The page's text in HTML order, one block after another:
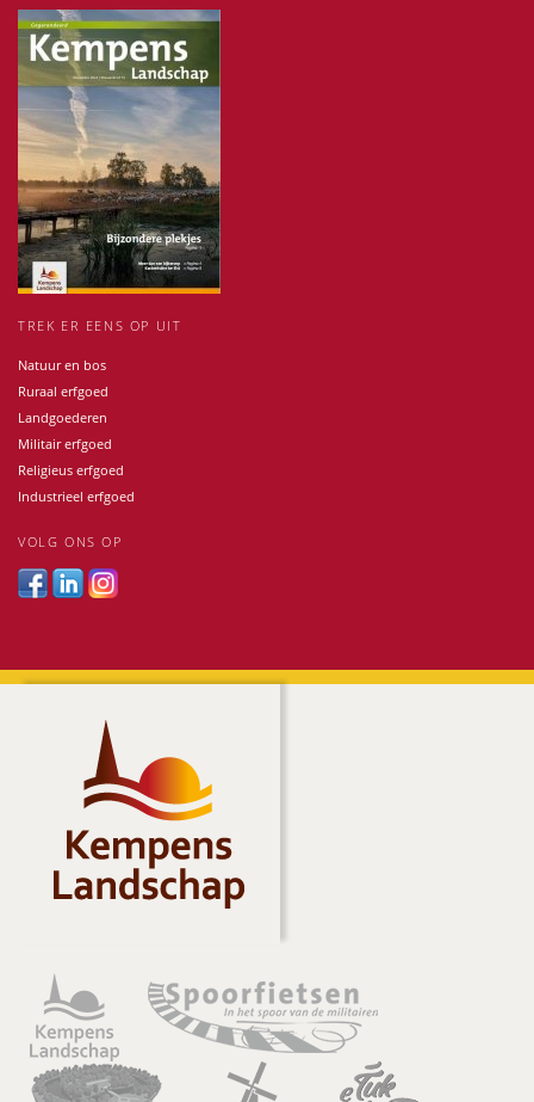
TREK ER EENS OP UIT
Natuur en bos
Ruraal erfgoed
Landgoederen
Militair erfgoed
Religieus erfgoed
Industrieel erfgoed
VOLG ONS OP